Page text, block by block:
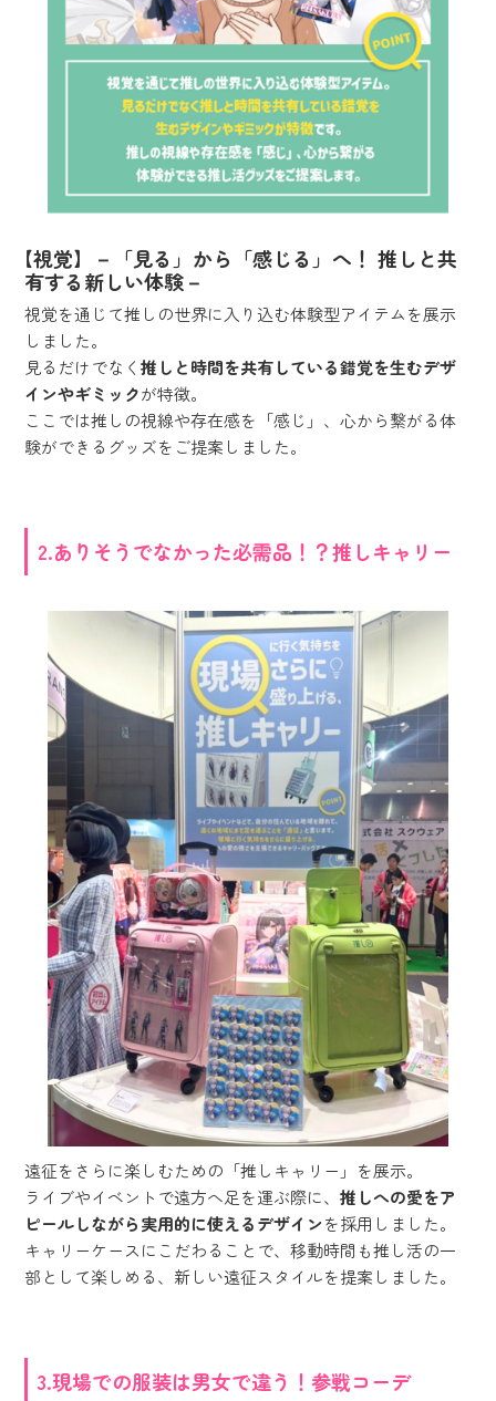
【視覚】－「見る」から「感じる」へ！ 推しと共
有する新しい体験－
視覚を通じて推しの世界に入り込む体験型アイテムを展示
しました。
見るだけでなく推しと時間を共有している錯覚を生むデザ
インやギミックが特徴。
ここでは推しの視線や存在感を「感じ」、心から繋がる体
験ができるグッズをご提案しました。
2.ありそうでなかった必需品！？推しキャリー
遠征をさらに楽しむための「推しキャリー」を展示。
ライブやイベントで遠方へ足を運ぶ際に、推しへの愛をア
ピールしながら実用的に使えるデザインを採用しました。
キャリーケースにこだわることで、移動時間も推し活の一
部として楽しめる、新しい遠征スタイルを提案しました。
3.現場での服装は男女で違う！参戦コーデ